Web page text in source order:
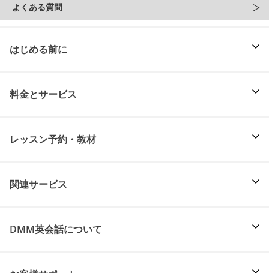
よくある質問
はじめる前に
料金とサービス
レッスン予約・教材
関連サービス
DMM英会話について